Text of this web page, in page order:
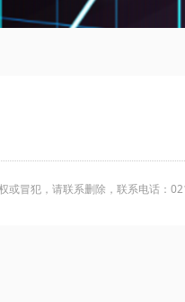
或冒犯，请联系删除，联系电话：